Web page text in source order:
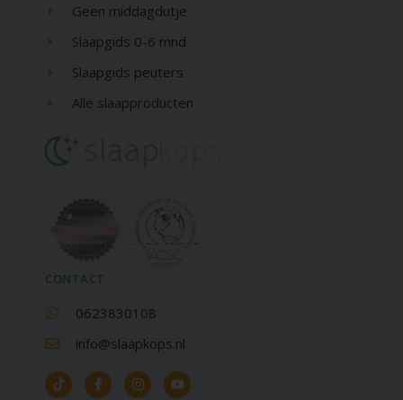
Geen middagdutje
Slaapgids 0-6 mnd
Slaapgids peuters
Alle slaapproducten
0623830108
info@slaapkops.nl